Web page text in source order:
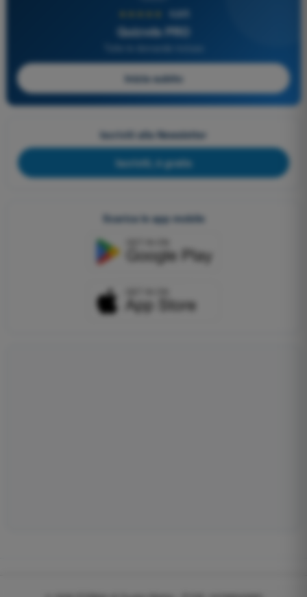
4,6/5
Quizvds PRO
Inizia subito
Iscriviti alla Newsletter
Iscriviti, è gratis
Scarica le app mobile